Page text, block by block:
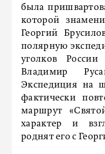
была
которой
Георгий
полярную
уголков
Владимир
Экспедиция на
фактически
маршрут
характер и
роднят его с